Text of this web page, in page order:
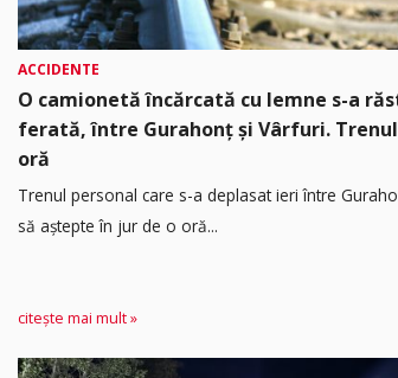
ACCIDENTE
O camionetă încărcată cu lemne s-a
ferată, între Gurahonț și Vârfuri.
oră
Trenul personal care s-a deplasat ieri între
să aștepte în jur de o oră...
citește mai mult »